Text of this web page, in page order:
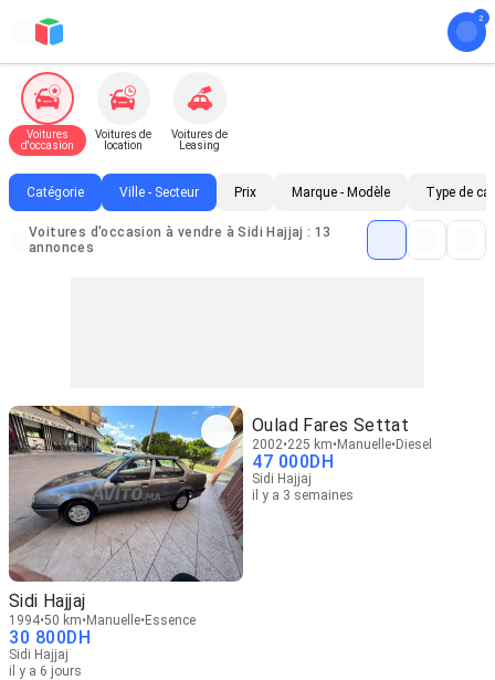
Voitures
d'occasion
Voitures de
location
Voitures de
Leasing
Catégorie Ville - Secteur Prix Marque - Modèle Type de
Voitures d'occasion à vendre à Sidi Hajjaj : 13
annonces
Sidi Hajjaj
1994 50 km Manuelle Essence
30 800DH
Sidi Hajjaj
il y a 6 jours
Oulad Fares Settat
2002 225 km Manuelle Diesel
47 000DH
Sidi Hajjaj
il y a 3 semaines